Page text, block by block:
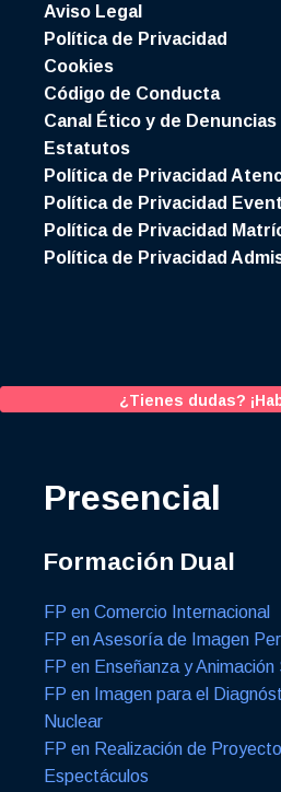
Aviso Legal
Política de Privacidad
Cookies
Código de Conducta
Canal Ético y de Denuncias
Estatutos
Política de Privacidad
Política de Privacidad
Política de Privacidad
Política de Privacidad
¿Tienes dudas?
Presencial
Formación Dual
FP en Comercio Internacional
FP en Asesoría de Imagen
FP en Enseñanza y
FP en Imagen para el
Nuclear
FP en Realización de
Espectáculos